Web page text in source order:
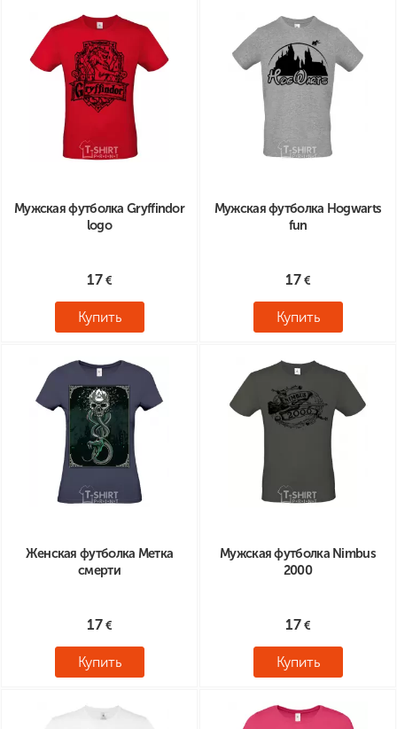
Мужская футболка Gryffindor
logo
17
Купить
Мужская футболка Hogwarts
fun
17
Купить
Женская футболка Метка
смерти
17
Купить
Мужская футболка Nimbus
2000
17
Купить